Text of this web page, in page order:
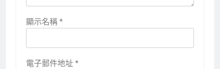
顯示名稱 *
電子郵件地址 *